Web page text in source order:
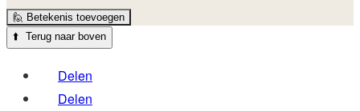
🙋 Betekenis toevoegen
⬆️ Terug naar boven
Delen
Delen